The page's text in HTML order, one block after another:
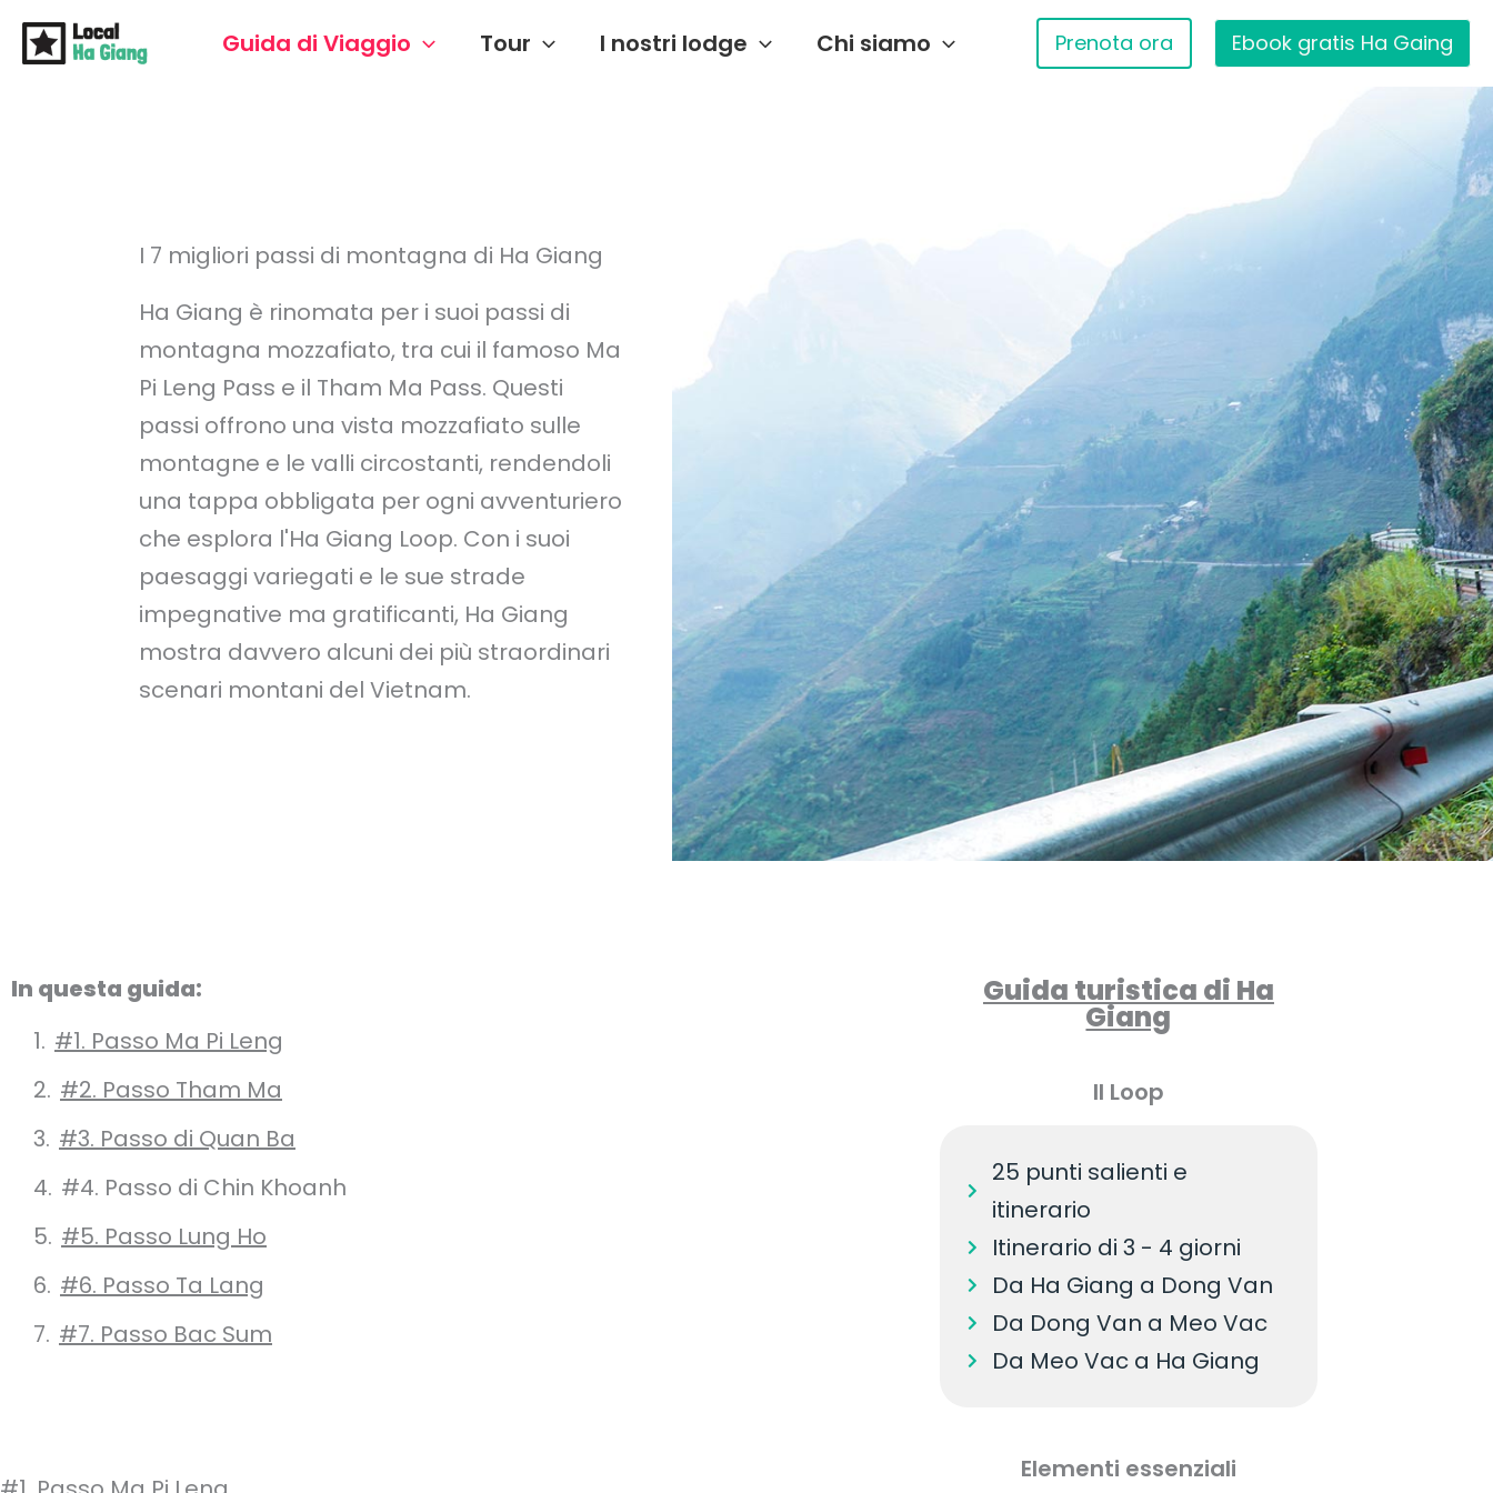
Vai
Guida di Viaggio Tour I nostri lodge Chi siamo Prenota ora Ebook gratis Ha Gaing
I 7 migliori passi di montagna di Ha Giang
Ha Giang è rinomata per i suoi passi di
montagna mozzafiato, tra cui il famoso Ma
Pi Leng Pass e il Tham Ma Pass. Questi
passi offrono una vista mozzafiato sulle
montagne e le valli circostanti, rendendoli
una tappa obbligata per ogni avventuriero
che esplora l'Ha Giang Loop. Con i suoi
paesaggi variegati e le sue strade
impegnative ma gratificanti, Ha Giang
mostra davvero alcuni dei più straordinari
scenari montani del Vietnam.
In questa guida:
#1. Passo Ma Pi Leng
#2. Passo Tham Ma
#3. Passo di Quan Ba
#4. Passo di Chin Khoanh
#5. Passo Lung Ho
#6. Passo Ta Lang
#7. Passo Bac Sum
Guida turistica di Ha
Giang
Il Loop
25 punti salienti e
itinerario
Itinerario di 3 - 4 giorni
Da Ha Giang a Dong Van
Da Dong Van a Meo Vac
Da Meo Vac a Ha Giang
Elementi essenziali